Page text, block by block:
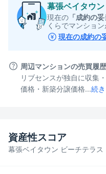
幕張ベイタウ
現在の 「成約の
くらでマンショ
現在の成約の
周辺マンションの売買履
リブセンスが独自に収集
価格・新築分譲価格...続
幕張ベイタウン ビーチテラス
資産性スコア